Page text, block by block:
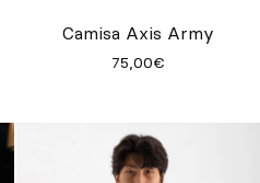
IT
Camisa Axis Army
75,00€